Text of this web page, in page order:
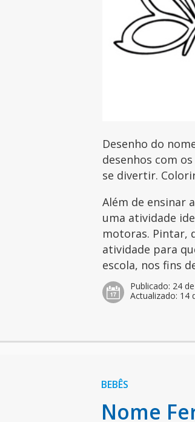
Desenho do
desenhos com
se divertir.
Além de ensinar
uma atividade
motoras. Pintar,
atividade para
escola, nos fins
Publicado: 24
Actualizado: 14
BEBÊS
Nome